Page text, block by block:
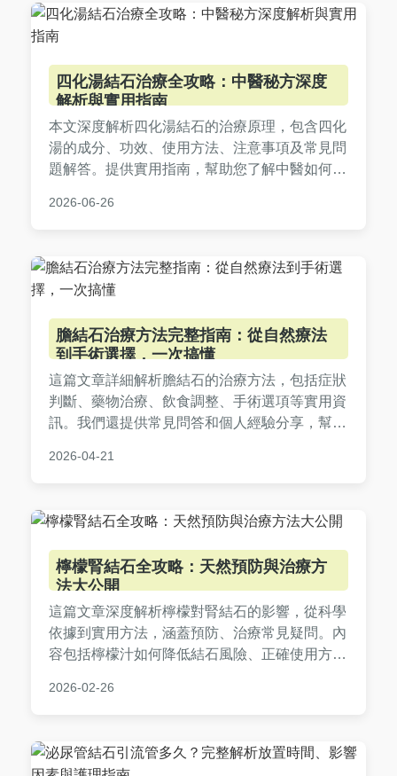
四化湯結石治療全攻略：中醫秘方深度
解析與實用指南
本文深度解析四化湯結石的治療原理，包含四化
湯的成分、功效、使用方法、注意事項及常見問
題解答。提供實用指南，幫助您了解中醫如何利
明智決策。內容基於中醫理論和實際經驗，避免
2026-06-26
膽結石治療方法完整指南：從自然療法
到手術選擇，一次搞懂
這篇文章詳細解析膽結石的治療方法，包括症狀
判斷、藥物治療、飲食調整、手術選項等實用資
訊。我們還提供常見問答和個人經驗分享，幫助
出明智決定。
2026-04-21
檸檬腎結石全攻略：天然預防與治療方
法大公開
這篇文章深度解析檸檬對腎結石的影響，從科學
依據到實用方法，涵蓋預防、治療常見疑問。內
容包括檸檬汁如何降低結石風險、正確使用方
面了解檸檬腎結石的實用資訊。
2026-02-26